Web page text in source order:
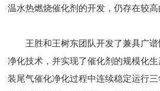
温水热燃烧催化剂的开发，仍存在较高
王胜和王树东团队开发了兼具广谱
净化技术，并实现了催化剂的规模化
装尾气催化净化过程中连续稳定运行